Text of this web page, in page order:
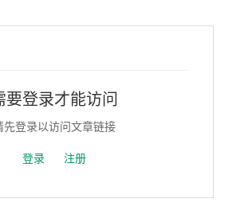
要登录才能访问
先登录以访问文章链接
登录 注册